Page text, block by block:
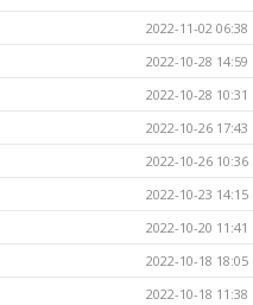
2022-11-02 06:38
2022-10-28 14:59
2022-10-28 10:31
2022-10-26 17:43
2022-10-26 10:36
2022-10-23 14:15
2022-10-20 11:41
2022-10-18 18:05
2022-10-18 11:38